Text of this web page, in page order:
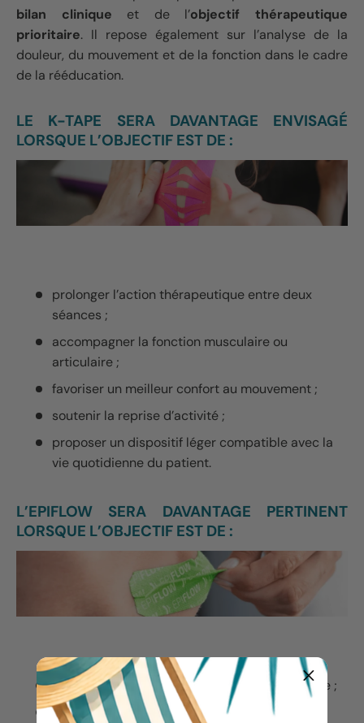
bilan clinique et de l’objectif thérapeutique
prioritaire. Il repose également sur l’analyse de la
douleur, du mouvement et de la fonction dans le cadre
de la rééducation.
LE K-TAPE SERA DAVANTAGE ENVISAGÉ
LORSQUE L’OBJECTIF EST DE :
prolonger l’action thérapeutique entre deux
séances ;
accompagner la fonction musculaire ou
articulaire ;
favoriser un meilleur confort au mouvement ;
soutenir la reprise d’activité ;
proposer un dispositif léger compatible avec la
vie quotidienne du patient.
L’EPIFLOW SERA DAVANTAGE PERTINENT
LORSQUE L’OBJECTIF EST DE :
travailler une zone localisée pendant la séance ;
mobiliser les tissus cutanés superficiels ;